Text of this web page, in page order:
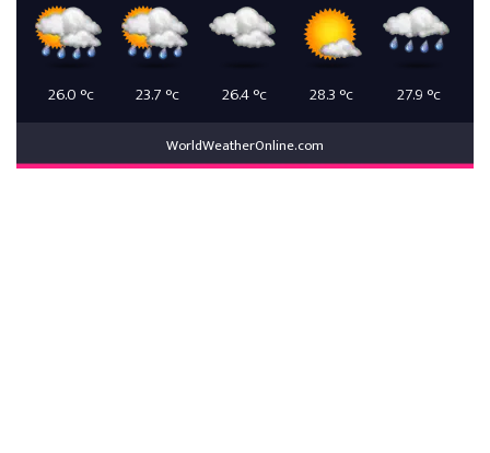
26.0 °c 23.7 °c 26.4°c 28.3 °c 27.9 °c
WorldWeatherOnline.com